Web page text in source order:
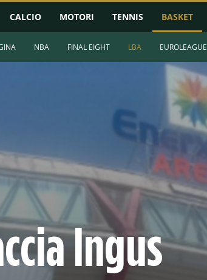
CALCIO MOTORI TENNIS BASKET
NBA FINAL EIGHT LBA EUROLEAGUE
Ingus